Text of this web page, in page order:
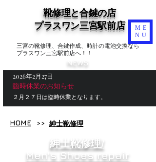
三宮の靴修理、合鍵作成、時計の電池交換なら
プラスワン三宮駅前店へ！！
NEWS
2026年2月27日
臨時休業のお知らせ
２月２７日は臨時休業となります。
靴修理と合鍵の店
​プラスワン三宮駅前店
ME
NU
HOME >> ​紳士靴修理
紳士靴修理/
​Men'sShoes repair